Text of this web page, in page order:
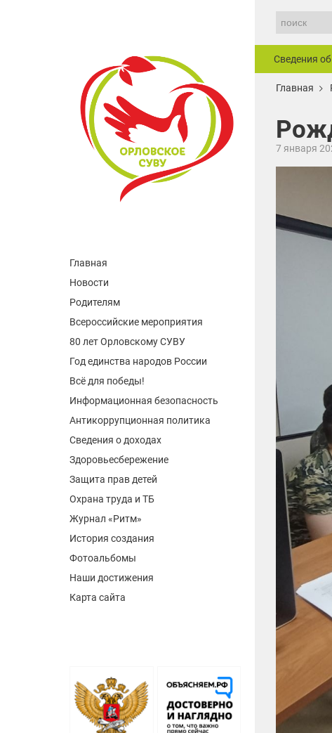
Главная
Новости
Родителям
Всероссийские мероприятия
80 лет Орловскому СУВУ
Год единства народов России
Всё для победы!
Информационная безопасность
Антикоррупционная политика
Сведения о доходах
Здоровьесбережение
Защита прав детей
Охрана труда и ТБ
Журнал «Ритм»
История создания
Фотоальбомы
Наши достижения
Карта сайта
Сведения
Главная
7 января